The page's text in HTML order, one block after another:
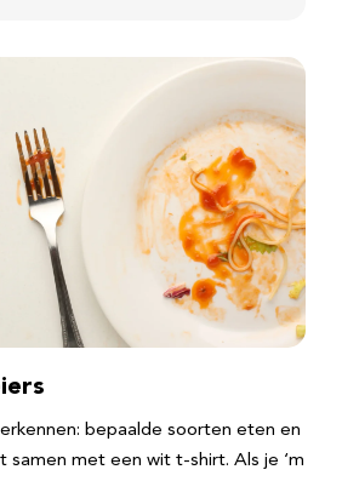
bepaalde soorten eten en
samen met een wit t-shirt. Als je ‘m